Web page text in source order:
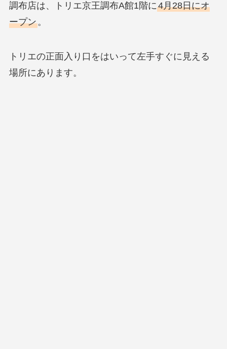
調布店は、トリエ京王調布A館1階に4月28日にオ
ープン。
トリエの正面入り口をはいって左手すぐに見える
場所にあります。